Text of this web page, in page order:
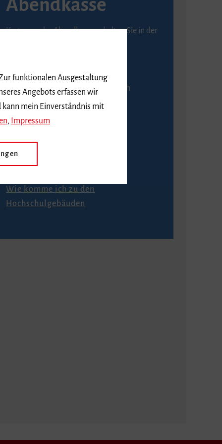
Abendkasse
Karten an der Abendkasse erhalten Sie in der
An der Abendkasse ist ausschließlich
Barzahlung möglich.
Anfahrt
Wie komme ich zu den
Hochschulgebäuden
funktionalen Ausgestaltung
Angebots erfassen wir
kann mein Einverständnis mit
Impressum